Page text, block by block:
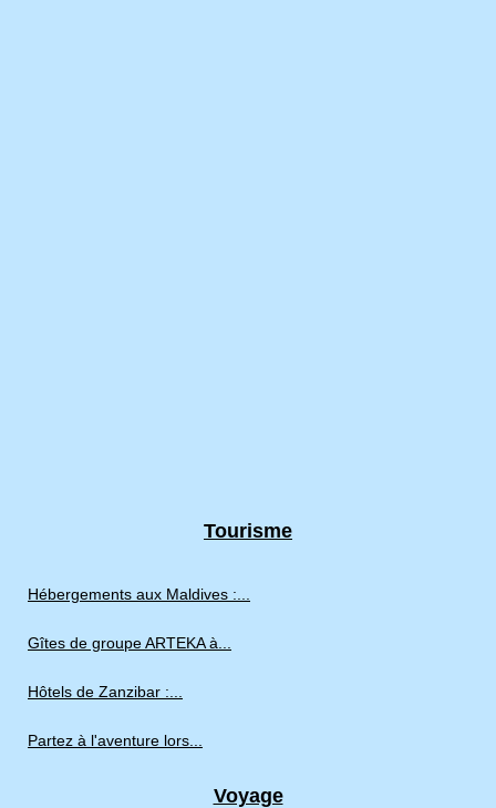
Tourisme
Hébergements aux Maldives :...
Gîtes de groupe ARTEKA à...
Hôtels de Zanzibar :...
Partez à l'aventure lors...
Voyage